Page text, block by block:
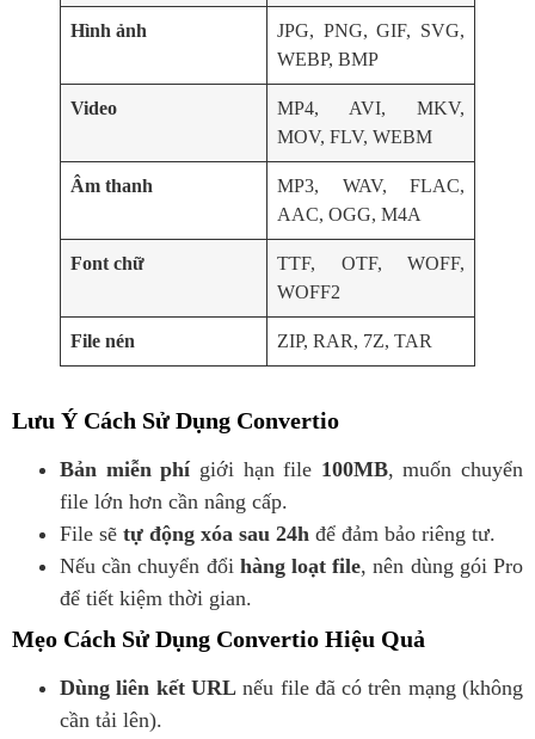
Hình ảnh
JPG, PNG, GIF, SVG,
WEBP, BMP
Video
MP4, AVI, MKV,
MOV, FLV, WEBM
Âm thanh
MP3, WAV, FLAC,
AAC, OGG, M4A
Font chữ
TTF, OTF, WOFF,
WOFF2
File nén ZIP, RAR, 7Z, TAR
Lưu Ý Cách Sử Dụng Convertio
Bản miễn phí giới hạn file 100MB, muốn chuyển
file lớn hơn cần nâng cấp.
File sẽ tự động xóa sau 24h để đảm bảo riêng tư.
Nếu cần chuyển đổi hàng loạt file, nên dùng gói Pro
để tiết kiệm thời gian.
Mẹo Cách Sử Dụng Convertio Hiệu Quả
Dùng liên kết URLnếu file đã có trên mạng (không
cần tải lên).